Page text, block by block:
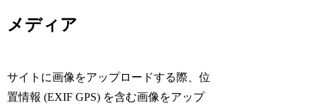
メディア
サイトに画像をアップロードする際、位
置情報 (EXIF GPS) を含む画像をアップ